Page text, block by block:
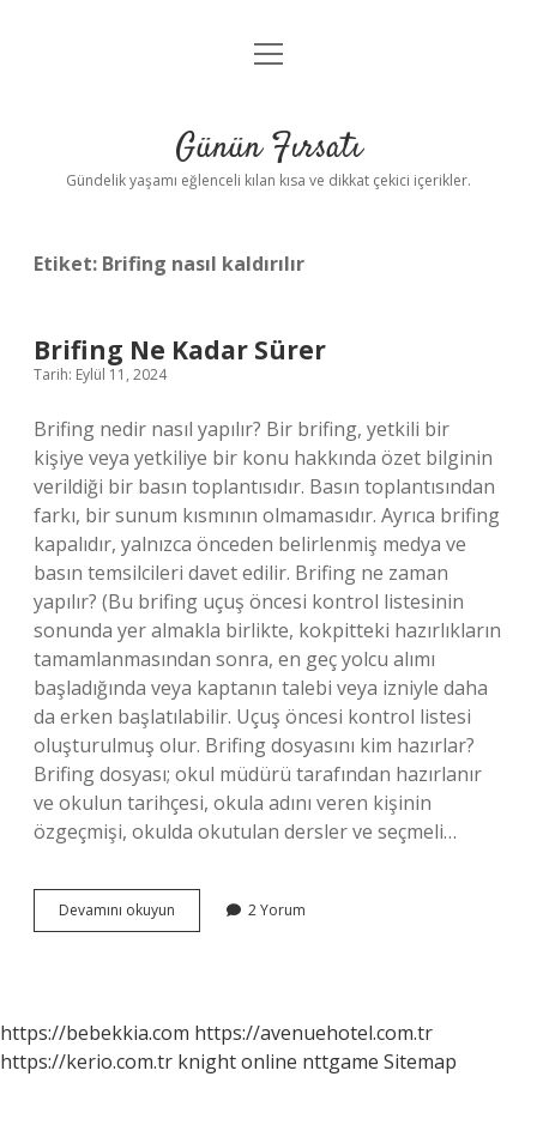
Anasayfa
Yasal Uyarı
menüyü
Günün Fırsatı
Gündelik yaşamı eğlenceli kılan kısa ve dikkat çekici içerikler.
Etiket: Brifing nasıl kaldırılır
Brifing Ne Kadar Sürer
Tarih: Eylül 11, 2024
Brifing nedir nasıl yapılır? Bir brifing, yetkili bir
kişiye veya yetkiliye bir konu hakkında özet bilginin
verildiği bir basın toplantısıdır. Basın toplantısından
farkı, bir sunum kısmının olmamasıdır. Ayrıca brifing
kapalıdır, yalnızca önceden belirlenmiş medya ve
basın temsilcileri davet edilir. Brifing ne zaman
yapılır? (Bu brifing uçuş öncesi kontrol listesinin
sonunda yer almakla birlikte, kokpitteki hazırlıkların
tamamlanmasından sonra, en geç yolcu alımı
başladığında veya kaptanın talebi veya izniyle daha
da erken başlatılabilir. Uçuş öncesi kontrol listesi
oluşturulmuş olur. Brifing dosyasını kim hazırlar?
Brifing dosyası; okul müdürü tarafından hazırlanır
ve okulun tarihçesi, okula adını veren kişinin
özgeçmişi, okulda okutulan dersler ve seçmeli…
Devamını okuyun
Ne
2 Yorum
https://bebekkia.com https://avenuehotel.com.tr
https://kerio.com.tr knight online nttgame Sitemap